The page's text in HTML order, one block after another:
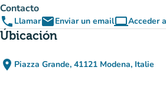
Contacto
phone LlamaremailEnviar un emailcomputerAcceder
Úbicación
place Piazza Grande, 41121 Modena, Italie
(abrir en Google Maps)
(nueva pestaña)